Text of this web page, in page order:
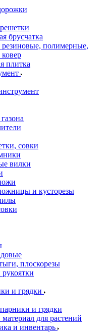
брусчатка
полимерные,
плитка
совки
вилки
и кусторезы
плоскорезы
и грядки
и грядки
для растений
и инвентарь